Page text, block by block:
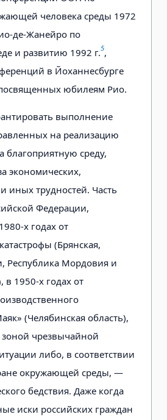
человека среды 1972
де-Жанейро по
и развитию 1992 г.5,
в Йоханнесбурге
юбилеям Рио.
выполнение
на реализацию
благоприятную среду,
экономических,
иных трудностей. Часть
Федерации,
х годах от
(Брянская,
Республика Мордовия и
в 1950-х годах от
(Челябинская область),
зоной чрезвычайной
либо, в соответствии
окружающей среды, —
бедствия. Даже когда
иски российских граждан